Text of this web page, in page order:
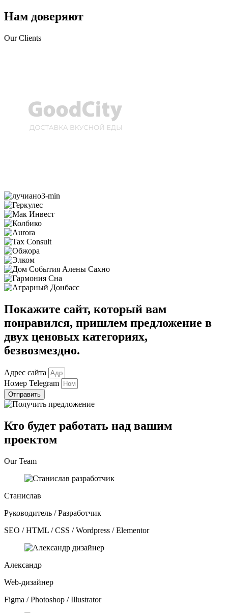
Нам доверяют
Our Clients
Покажите сайт, который вам
понравился, пришлем предложение в
двух ценовых категориях,
безвозмездно.
Адрес сайта
Номер Telegram
Отправить
Кто будет работать над вашим
проектом
Our Team
Станислав
Руководитель / Разработчик
SEO / HTML / CSS / Wordpress / Elementor
Александр
Web-дизайнер
Figma / Photoshop / Illustrator